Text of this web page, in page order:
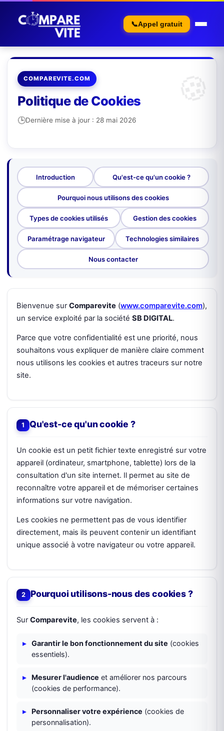
📞Appel gratuit
COMPAREVITE.COM
Politique de Cookies
Dernière mise à jour : 28 mai 2026
Introduction Qu'est-ce qu'un cookie ?
Pourquoi nous utilisons des cookies
Types de cookies utilisés Gestion des cookies
Paramétrage navigateur Technologies similaires
Nous contacter
Bienvenue surComparevite (www.comparevite.com),
un service exploité par la société SB DIGITAL.
Parce que votre confidentialité est une priorité, nous
souhaitons vous expliquer de manière claire comment
nous utilisons les cookies et autres traceurs sur notre
site.
Qu'est-ce qu'un cookie ?
Un cookie est un petit fichier texte enregistré sur votre
appareil (ordinateur, smartphone, tablette) lors de la
consultation d'un site internet. Il permet au site de
reconnaître votre appareil et de mémoriser certaines
informations sur votre navigation.
Les cookies ne permettent pas de vous identifier
directement, mais ils peuvent contenir un identifiant
unique associé à votre navigateur ou votre appareil.
Pourquoi utilisons-nous des cookies ?
SurComparevite, les cookies servent à :
Garantir le bon fonctionnement du site (cookies
essentiels).
Mesurer l'audience et améliorer nos parcours
(cookies de performance).
Personnaliser votre expérience (cookies de
personnalisation).